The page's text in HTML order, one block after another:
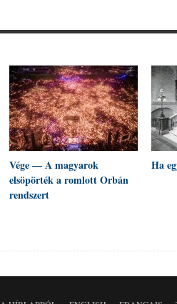
Vége — A magyarok
elsöpörték a romlott Orbán
rendszert
Ha